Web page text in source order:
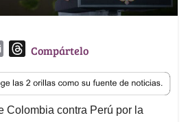
a
i
l
T
r
e
a
Compártelo
Colombia contra Perú por la